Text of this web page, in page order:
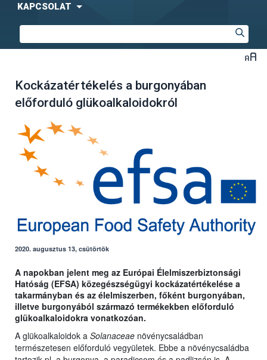
KAPCSOLAT
Kockázatértékelés a burgonyában
előforduló glükoalkaloidokról
2020. augusztus 13, csütörtök
A napokban jelent meg az Európai Élelmiszerbiztonsági
Hatóság (EFSA) közegészségügyi kockázatértékelése a
takarmányban és az élelmiszerben, főként burgonyában,
illetve burgonyából származó termékekben előforduló
glükoalkaloidokra vonatkozóan.
A glükoalkaloidok a Solanaceae növénycsaládban
természetesen előforduló vegyületek. Ebbe a növénycsaládba